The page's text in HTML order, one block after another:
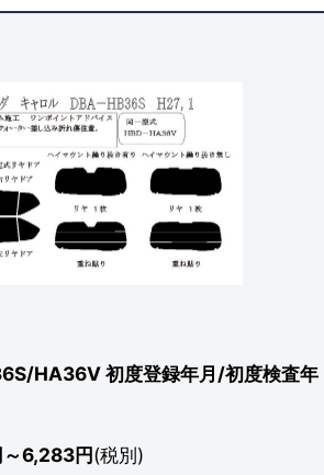
HA36V 初度登録年月/初度検査年
～6,283円(税別)